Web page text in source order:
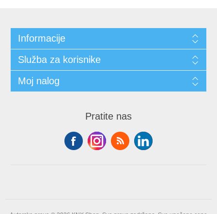
Informacije
Služba za korisnike
Moj nalog
Pratite nas